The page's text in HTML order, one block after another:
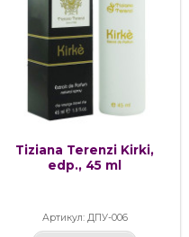
Tiziana Terenzi Kirki,
edp., 45 ml
Артикул: ДПУ-006